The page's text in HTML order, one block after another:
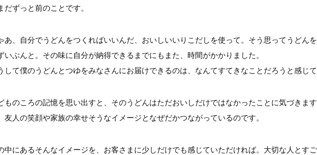
だずっと前のことです。
あ、自分でうどんをつくればいいんだ、おいしいいりこだしを使って。そう思ってうどん
いぶんと。その味に自分が納得できるまでにもまた、時間がかかりました。
して僕のうどんとつゆをみなさんにお届けできるのは、なんてすてきなことだろうと感じて
ものころの記憶を思い出すと、そのうどんはただおいしだけではなかったことに気づきま
友人の笑顔や家族の幸せそうなイメージとなぜだかつながっているのです。
中にあるそんなイメージを、お客さまに少しだけでも感じていただければ。大切な人とす